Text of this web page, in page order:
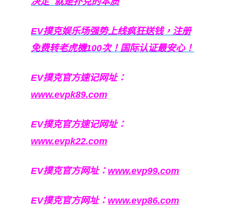
EV撲克娱乐场强势上线疯狂送钱，注册
免费转老虎機100次！国际认证最安心！
EV撲克官方速记网址：
www.evpk89.com
EV撲克官方速记网址：
www.evpk22.com
EV撲克官方网址： www.evp99.com
EV撲克官方网址： www.evp86.com